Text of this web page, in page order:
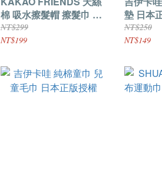
棉 吸水擦髮帽 擦髮巾 台
灣製 韓國正版授權
NT$299
NT$199
墊 日本
NT$250
NT$149